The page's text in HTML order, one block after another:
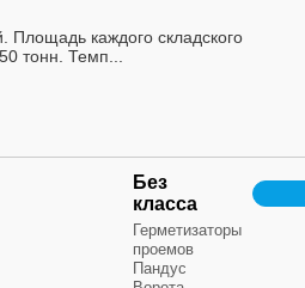
Площадь каждого складского
тонн. Темп...
Без
класса
Герметизаторы
проемов
Пандус